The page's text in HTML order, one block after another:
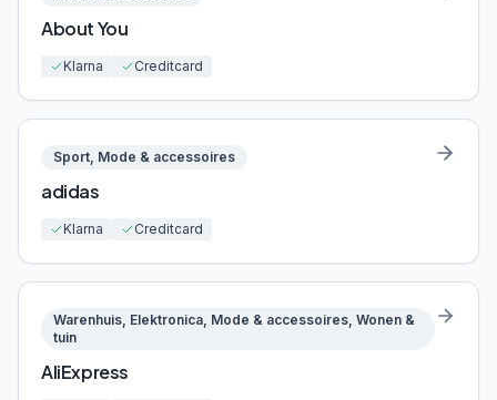
About You
Klarna Creditcard
Sport, Mode & accessoires
adidas
Klarna Creditcard
Warenhuis, Elektronica, Mode & accessoires, Wonen &
tuin
AliExpress